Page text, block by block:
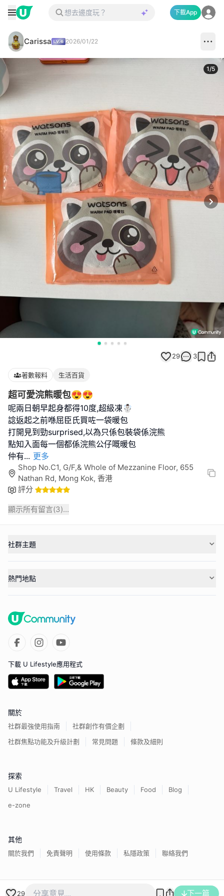
下載App
Carissa 2026/01/22
1/5
29 3
著數報料 生活百貨
超可愛浣熊暖包😍😍
呢兩日朝早起身都得10度,超級凍☃️
諗返起之前喺屈臣氏買咗一袋暖包
打開見到勁surprised,以為只係包裝袋係浣熊
點知入面每一個都係浣熊公仔嘅暖包
仲有... 更多
Shop No.C1, G/F,& Whole of Mezzanine Floor, 655
Nathan Rd, Mong Kok, 香港
評分
顯示所有留言(3)...
29 下一篇
社群主題
熱門地點
下載 U Lifestyle應用程式
關於
社群最強使用指南
社群創作有價企劃
社群焦點功能及升級計劃
常見問題 條款及細則
探索
U Lifestyle Travel HK Beauty Food
Blog
e-zone
其他
關於我們 免責聲明 使用條款 私隱政策 聯絡我們
香港經濟日報版權所有©